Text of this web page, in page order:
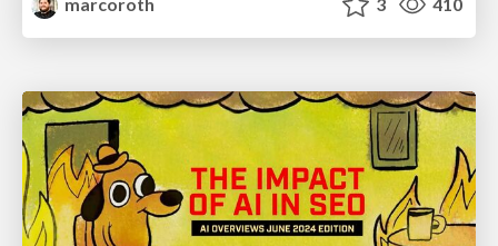
marcoroth
3 410